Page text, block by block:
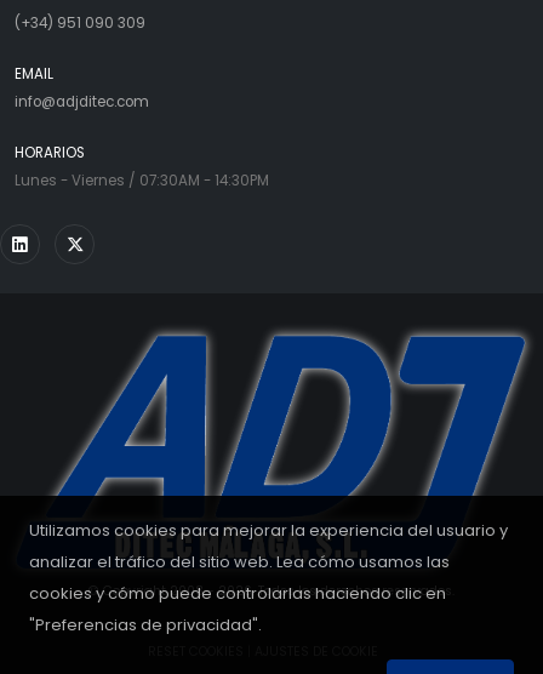
Utilizamos cookies para mejorar la experiencia del usuario y
analizar el tráfico del sitio web. Lea cómo usamos las
cookies y cómo puede controlarlas haciendo clic en
"Preferencias de privacidad".
(+34) 951 090 309
EMAIL
info@adjditec.com
HORARIOS
Lunes - Viernes / 07:30AM - 14:30PM
© Copyright 2008 - 2026. Todos los derechos reservados.